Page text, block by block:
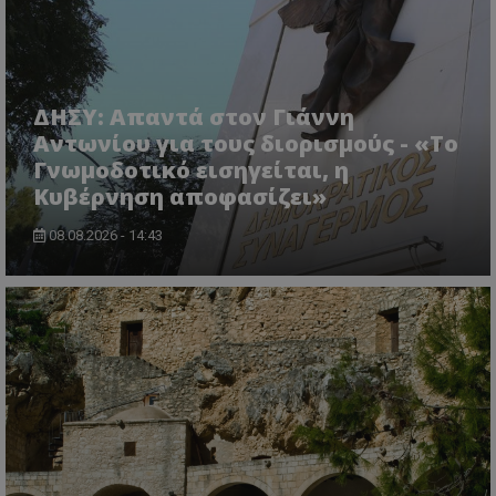
ΔΗΣΥ: Απαντά στον Γιάννη
Αντωνίου για τους διορισμούς - «Το
Γνωμοδοτικό εισηγείται, η
Κυβέρνηση αποφασίζει»
08.08.2026 - 14:43
ASP.NET_SessionId
Microsoft Corporation
VISITOR_PRIVACY_METADATA
YouTube
.youtube.com